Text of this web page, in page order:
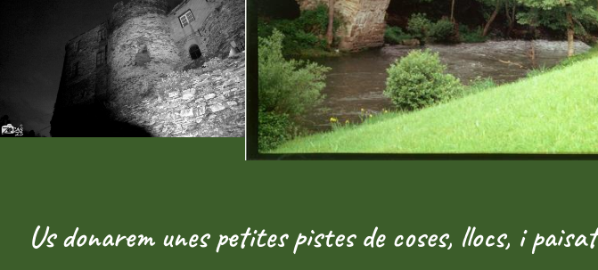
Us donarem unes petites pistes de coses, llocs, i